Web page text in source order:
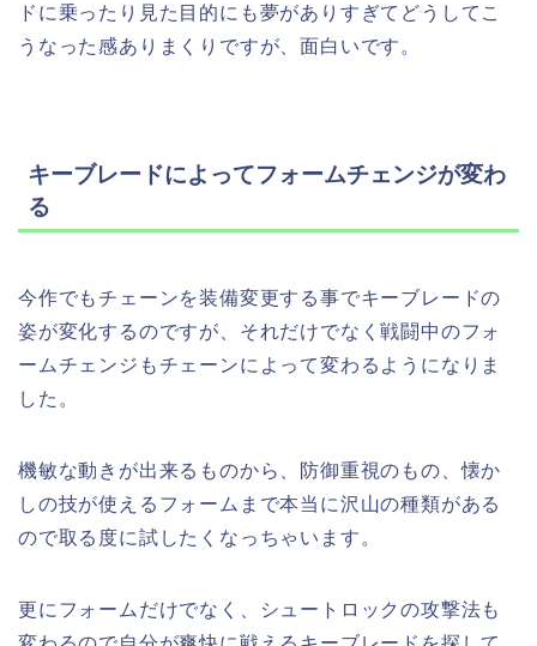
ドに乗ったり見た目的にも夢がありすぎてどうしてこ
うなった感ありまくりですが、面白いです。
キーブレードによってフォームチェンジが変わ
る
今作でもチェーンを装備変更する事でキーブレードの
姿が変化するのですが、それだけでなく戦闘中のフォ
ームチェンジもチェーンによって変わるようになりま
した。
機敏な動きが出来るものから、防御重視のもの、懐か
しの技が使えるフォームまで本当に沢山の種類がある
ので取る度に試したくなっちゃいます。
更にフォームだけでなく、シュートロックの攻撃法も